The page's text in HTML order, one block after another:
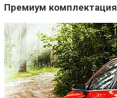
Премиум комплектация